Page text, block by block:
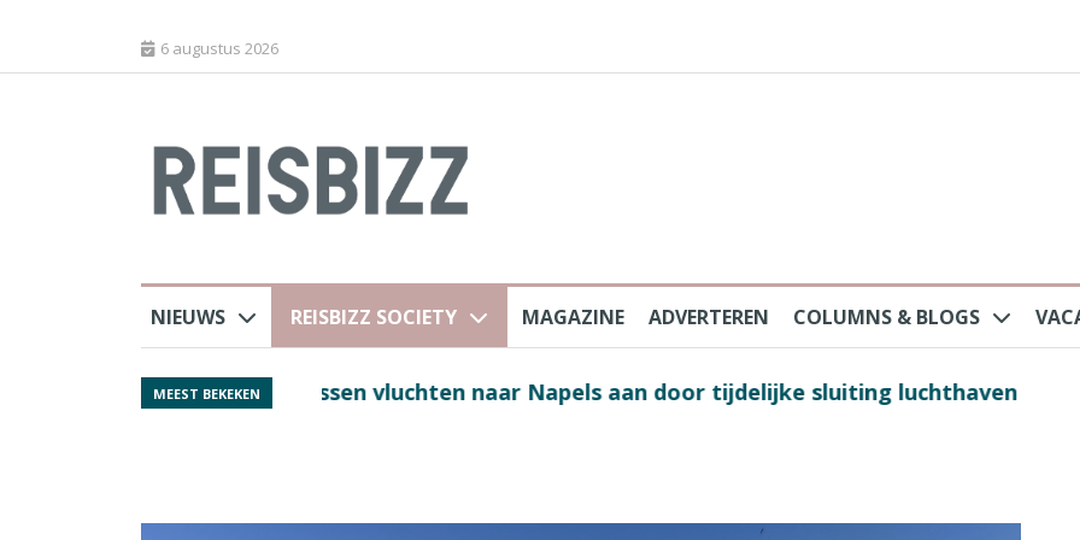
6 augustus 2026
NIEUWS REISBIZZ SOCIETY MAGAZINE ADVERTEREN COLUMNS & BLOGS
MEEST BEKEKEN
luchthaven
Spaans verkeersbureau na protesten massatoerisme: ‘Nederlandse